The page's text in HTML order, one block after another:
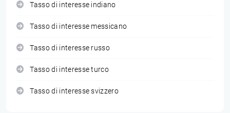
Tasso di interesse indiano
Tasso di interesse messicano
Tasso di interesse russo
Tasso di interesse turco
Tasso di interesse svizzero